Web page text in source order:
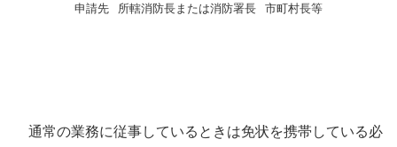
申請先 所轄消防長または消防署長 市町村長等
通常の業務に従事しているときは免状を携帯している必